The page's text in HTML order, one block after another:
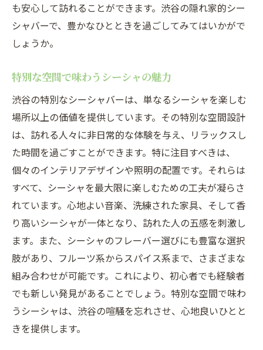
も安心して訪れることができます。渋谷の隠れ家的シー
シャバーで、豊かなひとときを過ごしてみてはいかがで
しょうか。
特別な空間で味わうシーシャの魅力
渋谷の特別なシーシャバーは、単なるシーシャを楽しむ
場所以上の価値を提供しています。その特別な空間設計
は、訪れる人々に非日常的な体験を与え、リラックスし
た時間を過ごすことができます。特に注目すべきは、
個々のインテリアデザインや照明の配置です。それらは
すべて、シーシャを最大限に楽しむための工夫が凝らさ
れています。心地よい音楽、洗練された家具、そして香
り高いシーシャが一体となり、訪れた人の五感を刺激し
ます。また、シーシャのフレーバー選びにも豊富な選択
肢があり、フルーツ系からスパイス系まで、さまざまな
組み合わせが可能です。これにより、初心者でも経験者
でも新しい発見があることでしょう。特別な空間で味わ
うシーシャは、渋谷の喧騒を忘れさせ、心地良いひとと
きを提供します。